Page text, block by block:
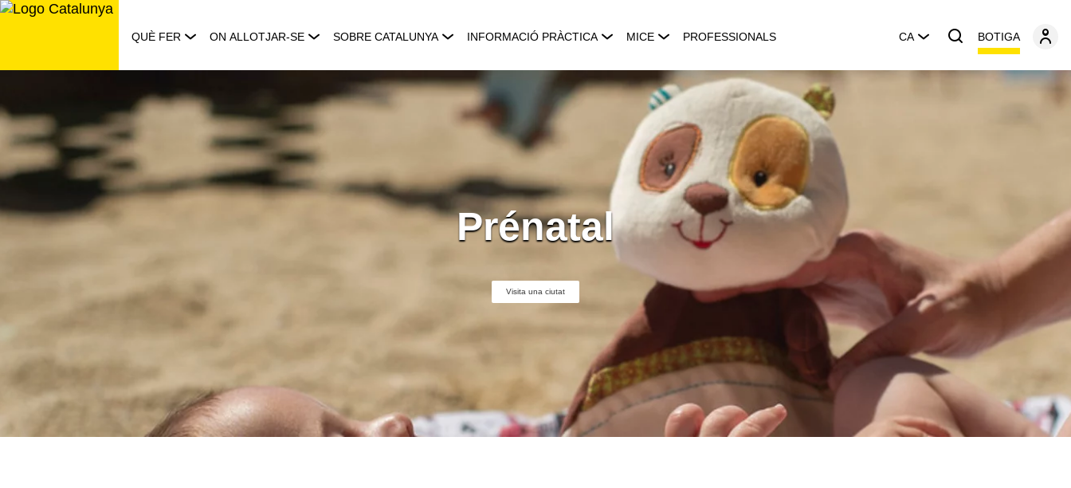
Saltar
QUÈ FER ON ALLOTJAR-SE SOBRE CATALUNYA INFORMACIÓ PRÀCTICA MICE PROFESSIONALS CA BOTIGA
Prénatal
Visita una ciutat